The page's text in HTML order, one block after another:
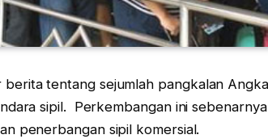
berita tentang sejumlah pangkalan
sipil. Perkembangan ini
penerbangan sipil komersial.